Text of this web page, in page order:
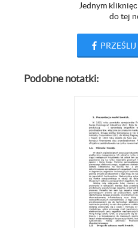
Jednym
do tej
Podobne notatki: